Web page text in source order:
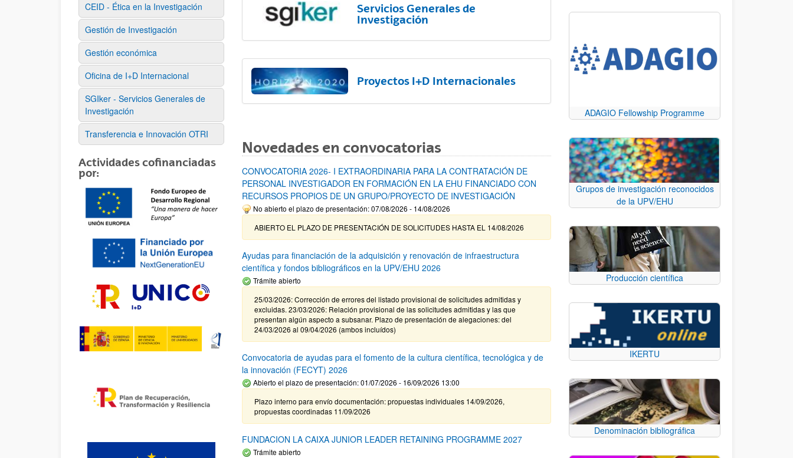
CEID - Ética en la Investigación
Gestión de Investigación
Gestión económica
Oficina de I+D Internacional
SGIker - Servicios Generales de
Investigación
Transferencia e Innovación OTRI
Actividades cofinanciadas
por:
Servicios Generales de
Investigación
Proyectos I+D Internacionales
Novedades en convocatorias
CONVOCATORIA 2026- I EXTRAORDINARIA PARA LA CONTRATACIÓN DE
PERSONAL INVESTIGADOR EN FORMACIÓN EN LA EHU FINANCIADO CON
RECURSOS PROPIOS DE UN GRUPO/PROYECTO DE INVESTIGACIÓN
No abierto el plazo de presentación: 07/08/2026 - 14/08/2026
ABIERTO EL PLAZO DE PRESENTACIÓN DE SOLICITUDES HASTA EL 14/08/2026
Ayudas para financiación de la adquisición y renovación de infraestructura
científica y fondos bibliográficos en la UPV/EHU 2026
Trámite abierto
25/03/2026: Corrección de errores del listado provisional de solicitudes admitidas y
excluidas. 23/03/2026: Relación provisional de las solicitudes admitidas y las que
presentan algún aspecto a subsanar. Plazo de presentación de alegaciones: del
24/03/2026 al 09/04/2026 (ambos incluídos)
Convocatoria de ayudas para el fomento de la cultura científica, tecnológica y de
la innovación (FECYT) 2026
Abierto el plazo de presentación: 01/07/2026 - 16/09/2026 13:00
Plazo interno para envío documentación: propuestas individuales 14/09/2026,
propuestas coordinadas 11/09/2026
FUNDACION LA CAIXA JUNIOR LEADER RETAINING PROGRAMME 2027
Trámite abierto
ADAGIO Fellowship Programme
Grupos de investigación reconocidos
de la UPV/EHU
Producción científica
IKERTU
Denominación bibliográfica